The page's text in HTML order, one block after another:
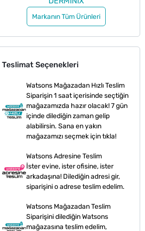
Markanın Tüm Ürünleri
Teslimat Seçenekleri
Watsons Mağazadan Hızlı Teslim
Siparişin 1 saat içerisinde seçtiğin
mağazamızda hazır olacak! 7 gün
içinde dilediğin zaman gelip
alabilirsin. Sana en yakın
mağazamızı seçmek için tıkla!
Watsons Adresine Teslim
İster evine, ister ofisine, ister
arkadaşına! Dilediğin adresi gir,
siparişini o adrese teslim edelim.
Watsons Mağazadan Teslim
Siparişini dilediğin Watsons
mağazasına teslim edelim,